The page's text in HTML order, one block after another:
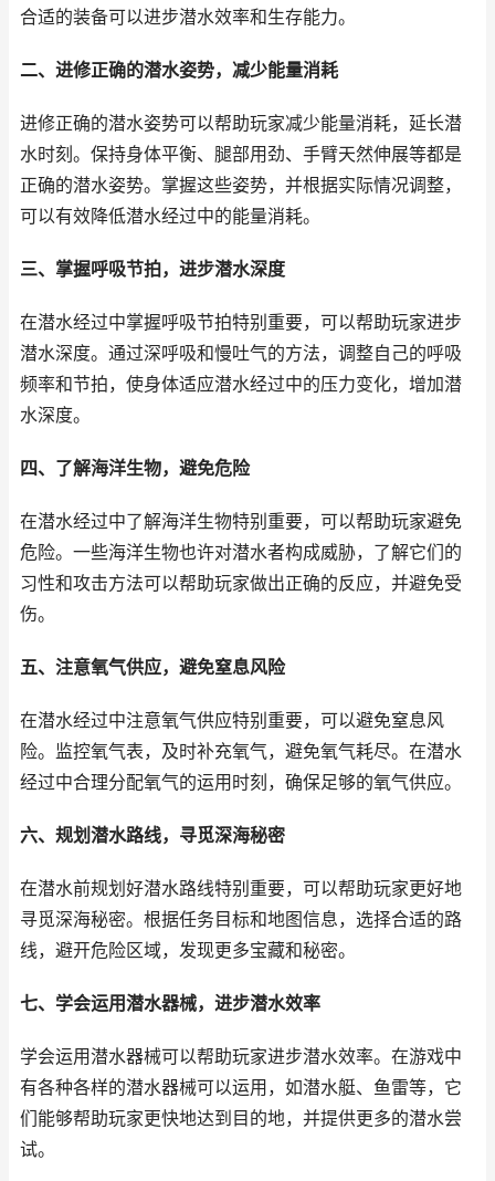
合适的装备可以进步潜水效率和生存能力。
二、进修正确的潜水姿势，减少能量消耗
进修正确的潜水姿势可以帮助玩家减少能量消耗，延长潜
水时刻。保持身体平衡、腿部用劲、手臂天然伸展等都是
正确的潜水姿势。掌握这些姿势，并根据实际情况调整，
可以有效降低潜水经过中的能量消耗。
三、掌握呼吸节拍，进步潜水深度
在潜水经过中掌握呼吸节拍特别重要，可以帮助玩家进步
潜水深度。通过深呼吸和慢吐气的方法，调整自己的呼吸
频率和节拍，使身体适应潜水经过中的压力变化，增加潜
水深度。
四、了解海洋生物，避免危险
在潜水经过中了解海洋生物特别重要，可以帮助玩家避免
危险。一些海洋生物也许对潜水者构成威胁，了解它们的
习性和攻击方法可以帮助玩家做出正确的反应，并避免受
伤。
五、注意氧气供应，避免窒息风险
在潜水经过中注意氧气供应特别重要，可以避免窒息风
险。监控氧气表，及时补充氧气，避免氧气耗尽。在潜水
经过中合理分配氧气的运用时刻，确保足够的氧气供应。
六、规划潜水路线，寻觅深海秘密
在潜水前规划好潜水路线特别重要，可以帮助玩家更好地
寻觅深海秘密。根据任务目标和地图信息，选择合适的路
线，避开危险区域，发现更多宝藏和秘密。
七、学会运用潜水器械，进步潜水效率
学会运用潜水器械可以帮助玩家进步潜水效率。在游戏中
有各种各样的潜水器械可以运用，如潜水艇、鱼雷等，它
们能够帮助玩家更快地达到目的地，并提供更多的潜水尝
试。